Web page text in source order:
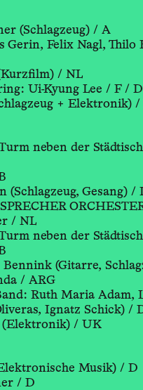
(Schlagzeug) / A
Gerin, Felix Nagl, Thilo
/ NL
Ui-Kyung Lee / F /
+ Elektronik)
neben der
(Schlagzeug, Gesang) /
/ NL
neben der
(Gitarre,
/ ARG
Ruth Maria Adam,
Ignatz Schick) /
(Elektronik) / UK
Musik) / D
/ D